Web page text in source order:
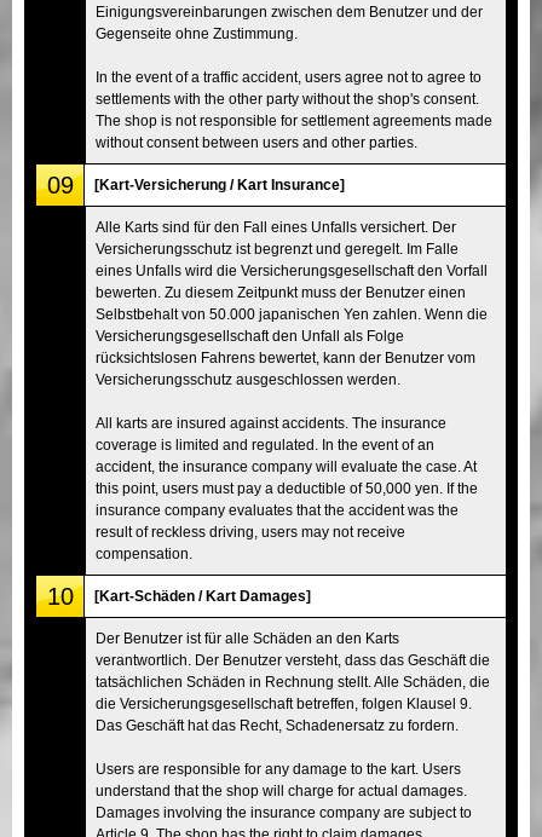
Einigungsvereinbarungen zwischen dem Benutzer und der
Gegenseite ohne Zustimmung.
In the event of a traffic accident, users agree not to agree to
settlements with the other party without the shop's consent.
The shop is not responsible for settlement agreements made
without consent between users and other parties.
09 [Kart-Versicherung / Kart Insurance]
Alle Karts sind für den Fall eines Unfalls versichert. Der
Versicherungsschutz ist begrenzt und geregelt. Im Falle
eines Unfalls wird die Versicherungsgesellschaft den Vorfall
bewerten. Zu diesem Zeitpunkt muss der Benutzer einen
Selbstbehalt von 50.000 japanischen Yen zahlen. Wenn die
Versicherungsgesellschaft den Unfall als Folge
rücksichtslosen Fahrens bewertet, kann der Benutzer vom
Versicherungsschutz ausgeschlossen werden.
All karts are insured against accidents. The insurance
coverage is limited and regulated. In the event of an
accident, the insurance company will evaluate the case. At
this point, users must pay a deductible of 50,000 yen. If the
insurance company evaluates that the accident was the
result of reckless driving, users may not receive
compensation.
10 [Kart-Schäden / Kart Damages]
Der Benutzer ist für alle Schäden an den Karts
verantwortlich. Der Benutzer versteht, dass das Geschäft die
tatsächlichen Schäden in Rechnung stellt. Alle Schäden, die
die Versicherungsgesellschaft betreffen, folgen Klausel 9.
Das Geschäft hat das Recht, Schadenersatz zu fordern.
Users are responsible for any damage to the kart. Users
understand that the shop will charge for actual damages.
Damages involving the insurance company are subject to